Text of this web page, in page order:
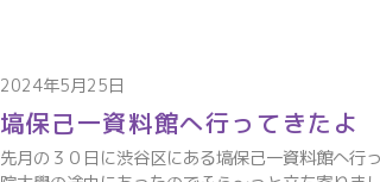
2024年5月25日
塙保己一資料館へ行ってきたよ
先月の３０日に渋谷区にある塙保己一資料館へ行